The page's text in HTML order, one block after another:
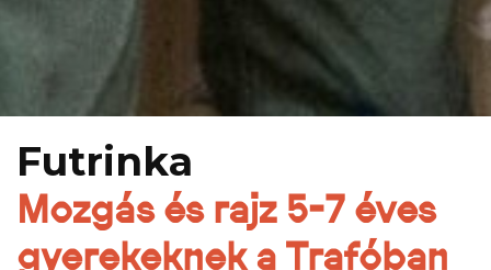
Futrinka
Mozgás és rajz 5-7 éves
gyerekeknek a Trafóban